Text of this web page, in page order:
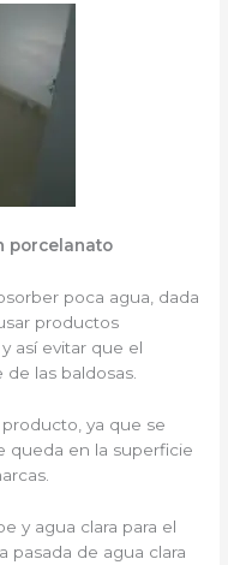
porcelanato
poca agua, dada
productos
así evitar que el
las baldosas.
ya que se
queda en la superficie
y agua clara para el
pasada de agua clara